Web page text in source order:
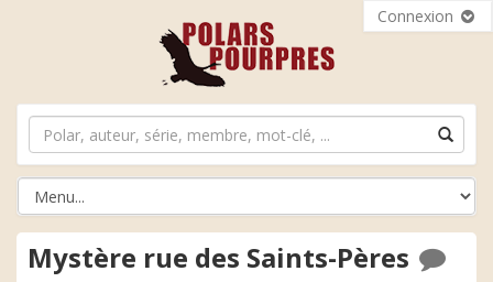
Connexion
Mystère rue des Saints-Pères